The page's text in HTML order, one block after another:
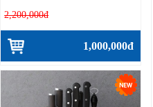
2,200,000đ
1,000,000đ